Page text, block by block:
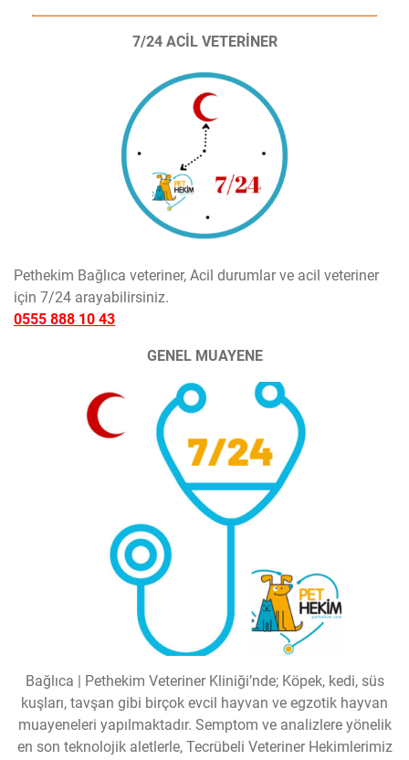
7/24 ACİL VETERİNER
Pethekim Bağlıca veteriner, Acil durumlar ve acil veteriner
için 7/24 arayabilirsiniz.
0555 888 10 43
GENEL MUAYENE
Bağlıca | Pethekim Veteriner Kliniği’nde; Köpek, kedi, süs
kuşları, tavşan gibi birçok evcil hayvan ve egzotik hayvan
muayeneleri yapılmaktadır. Semptom ve analizlere yönelik
en son teknolojik aletlerle, Tecrübeli Veteriner Hekimlerimiz